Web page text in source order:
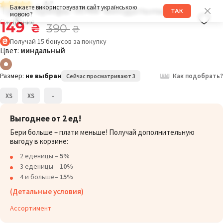
Бажаєте використовувати сайт українською
мовою?
ТАК
4.7
Трусы брифы 004W миндальный
Ожидание
149₴ 390₴
Получай 15 бонусов за покупку
Цвет: миндальный
Размер: не выбран Сейчас просматривают 3 Как подобрать?
XS XS -
Выгоднее от 2 ед!
Бери больше – плати меньше! Получай дополнительную
выгоду в корзине:
2 еденицы – 5%
3 еденицы – 10%
4 и больше– 15%
(Детальные условия)
Ассортимент